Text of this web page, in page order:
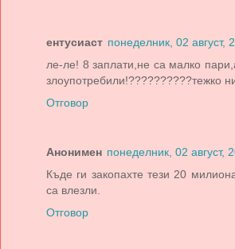
ентусиаст понеделник, 02 август,
ле-ле! 8 заплати,не са малко
злоупотребили!??????????тежко
Отговор
Анонимен понеделник, 02 август,
Къде ги закопахте тези 20
са влезли.
Отговор